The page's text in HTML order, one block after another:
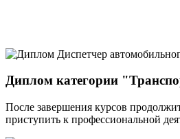
Диплом категории
После завершения курсов
приступить к профессиональной